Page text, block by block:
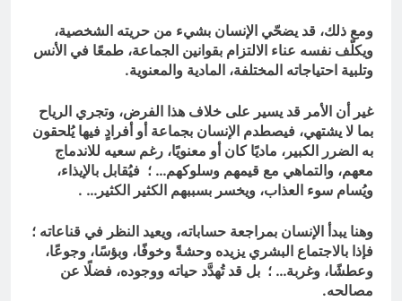
ومع ذلك، قد يضحّي الإنسان بشيء من حريته الشخصية،
ويكلّف نفسه عناء الالتزام بقوانين الجماعة، طمعًا في الأنس
وتلبية احتياجاته المختلفة، المادية والمعنوية.
غير أن الأمر قد يسير على خلاف هذا الفرض، وتجري الرياح
بما لا يشتهي، فيصطدم الإنسان بجماعة أو أفرادٍ فيها يُلحقون
به الضرر الكبير، ماديًا كان أو معنويًا، رغم سعيه للاندماج
معهم، والتماهي مع قيمهم وسلوكهم… ؛ فيُقابل بالإيذاء،
ويُسام سوء العذاب، ويخسر بسببهم الكثير الكثير… .
وهنا يبدأ الإنسان بمراجعة حساباته، ويعيد النظر في قناعاته ؛
فإذا بالاجتماع البشري يزيده وحشةً وخوفًا، وبؤسًا، وجوعًا،
وعطشًا، وغربة… ؛ بل قد تُهدَّد حياته ووجوده، فضلًا عن
مصالحه.